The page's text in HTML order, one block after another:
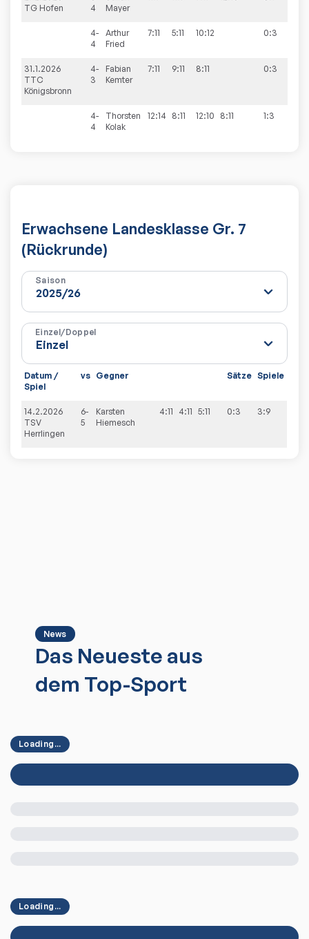
TG Hofen
4
Mayer
4-
4
Arthur
Fried
7:11 5:11 10:12 0:3
31.1.2026
TTC
Königsbronn
4-
3
Fabian
Kemter
7:11 9:11 8:11 0:3
4-
4
Thorsten
Kolak
12:14 8:11 12:10 8:11 1:3
Erwachsene Landesklasse Gr. 7
(Rückrunde)
Saison
Einzel/Doppel
Datum /
Spiel
vs Gegner Sätze Spiele
14.2.2026
TSV
Herrlingen
6-
5
Karsten
Hiemesch
4:11 4:11 5:11 0:3 3:9
News
Das Neueste aus
dem Top-Sport
Loading...
Loading...